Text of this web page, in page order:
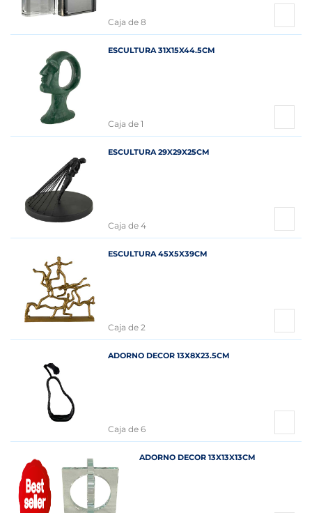
Caja de 8
ESCULTURA 31X15X44.5CM
Caja de 1
ESCULTURA 29X29X25CM
Caja de 4
ESCULTURA 45X5X39CM
Caja de 2
ADORNO DECOR 13X8X23.5CM
Caja de 6
ADORNO DECOR 13X13X13CM